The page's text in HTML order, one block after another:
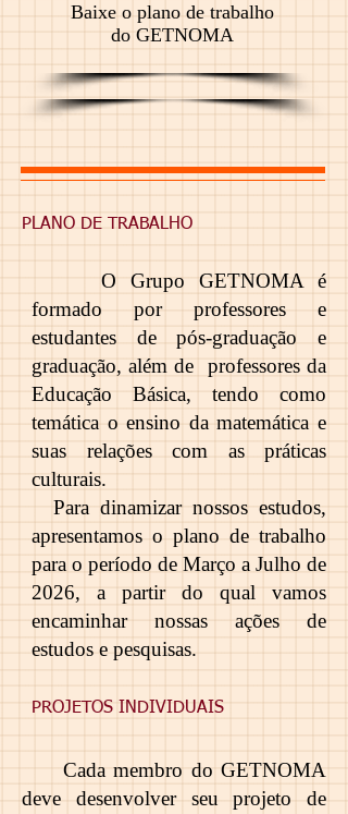
Baixe o plano de trabalho
do GETNOMA
PLANO DE TRABALHO
O Grupo GETNOMA é
formado por professores e
estudantes de pós-graduação e
graduação, além de professores da
Educação Básica, tendo como
temática o ensino da matemática e
suas relações com as práticas
culturais.
Para dinamizar nossos estudos,
apresentamos o plano de trabalho
para o período de Março a Julho de
2026, a partir do qual vamos
encaminhar nossas ações de
estudos e pesquisas.
PROJETOS INDIVIDUAIS
Cada membro do GETNOMA
deve desenvolver seu projeto de